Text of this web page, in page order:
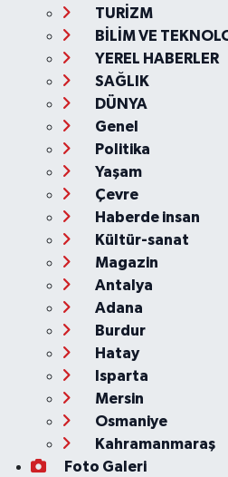
TURİZM
BİLİM VE
YEREL HABERLER
SAĞLIK
DÜNYA
Genel
Politika
Yaşam
Çevre
Haberde insan
Kültür-sanat
Magazin
Antalya
Adana
Burdur
Hatay
Isparta
Mersin
Osmaniye
Kahramanmaraş
Foto Galeri